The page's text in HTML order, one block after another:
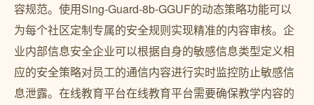
容规范。使用Sing-Guard-8b-GGUF的动态策略功能可以
为每个社区定制专属的安全规则实现精准的内容审核。企
业内部信息安全企业可以根据自身的敏感信息类型定义相
应的安全策略对员工的通信内容进行实时监控防止敏感信
息泄露。在线教育平台在线教育平台需要确保教学内容的